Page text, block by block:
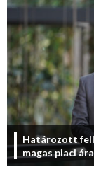
Határozott
magas piaci